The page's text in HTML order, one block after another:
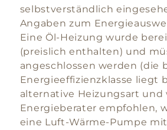
selbstverständlich
Angaben zum
Eine Öl-Heizung wurde
(preislich enthalten) und
angeschlossen werden (die
Energieeffizienzklasse liegt
alternative Heizungsart und
Energieberater empfohlen,
eine Luft-Wärme-Pumpe